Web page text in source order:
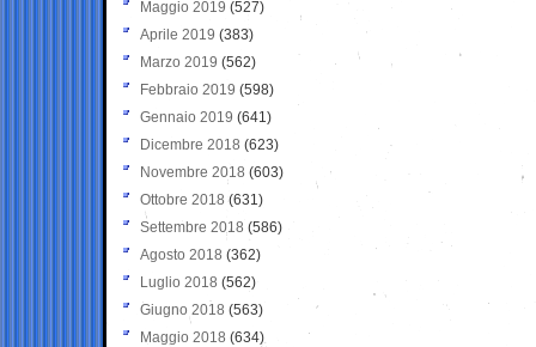
Maggio 2019 (527)
Aprile 2019 (383)
Marzo 2019 (562)
Febbraio 2019 (598)
Gennaio 2019 (641)
Dicembre 2018 (623)
Novembre 2018 (603)
Ottobre 2018 (631)
Settembre 2018 (586)
Agosto 2018 (362)
Luglio 2018 (562)
Giugno 2018 (563)
Maggio 2018 (634)